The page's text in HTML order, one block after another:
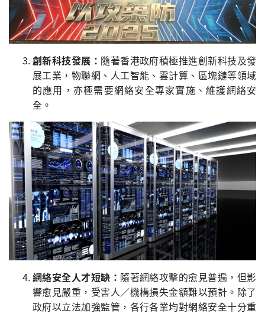
創新科技發展： 隨著香港政府積極推進創新科技及發
展工業，物聯網、人工智能、雲計算、區塊鏈等領域
的應用，亦極需要網絡安全專家實施、維護網絡安
全。
網絡安全人才短缺： 隨著網絡攻擊的愈見普遍，但影
響愈見嚴重，受害人／機構損失金額難以預計。除了
政府以立法加強監管，各行各業均對網絡安全十分重